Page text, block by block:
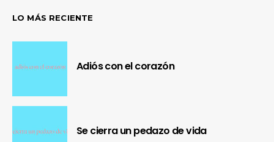
LO MÁS RECIENTE
Adiós con el corazón
Se cierra un pedazo de vida